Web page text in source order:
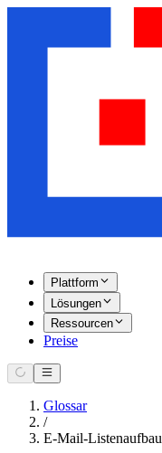
Plattform
Lösungen
Ressourcen
Preise
Glossar
/
E-Mail-Listenaufbau